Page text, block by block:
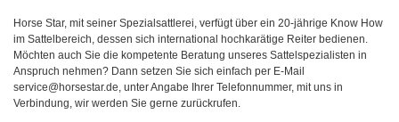
Horse Star, mit seiner Spezialsattlerei, verfügt über ein 20-jährige Know How
im Sattelbereich, dessen sich international hochkarätige Reiter bedienen.
Möchten auch Sie die kompetente Beratung unseres Sattelspezialisten in
Anspruch nehmen? Dann setzen Sie sich einfach per E-Mail
service@horsestar.de, unter Angabe Ihrer Telefonnummer, mit uns in
Verbindung, wir werden Sie gerne zurückrufen.